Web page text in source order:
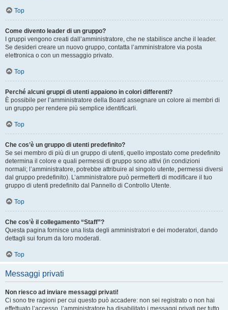
Top
Come divento leader di un gruppo?
I gruppi vengono creati dall’amministratore, che ne stabilisce anche il leader.
Se desideri creare un nuovo gruppo, contatta l’amministratore via posta
elettronica o con un messaggio privato.
Top
Perché alcuni gruppi di utenti appaiono in colori differenti?
È possibile per l’amministratore della Board assegnare un colore ai membri di
un gruppo per rendere più semplice identificarli.
Top
Che cos’è un gruppo di utenti predefinito?
Se sei membro di più di un gruppo di utenti, quello impostato come predefinito
determina il colore e quali permessi di gruppo sono attivi (in condizioni
normali; l’amministratore, potrebbe attribuire al singolo utente, permessi diversi
dal gruppo predefinito). L’amministratore può permetterti di modificare il tuo
gruppo di utenti predefinito dal Pannello di Controllo Utente.
Top
Che cos’è il collegamento “Staff”?
Questa pagina fornisce una lista degli amministratori e dei moderatori, dando
dettagli sui forum da loro moderati.
Top
Messaggi privati
Non riesco ad inviare messaggi privati!
Ci sono tre ragioni per cui questo può accadere: non sei registrato o non hai
effettuato l’accesso, l’amministratore ha disabilitato i messaggi privati per tutto